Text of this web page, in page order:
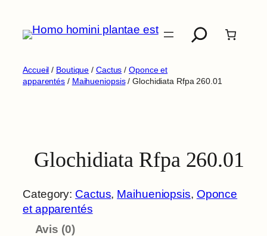
contenu
Accueil / Boutique / Cactus /Oponce et
apparentés / Maihueniopsis/ Glochidiata Rfpa 260.01
Glochidiata Rfpa 260.01
Category: Cactus, Maihueniopsis, Oponce
et apparentés
Avis (0)